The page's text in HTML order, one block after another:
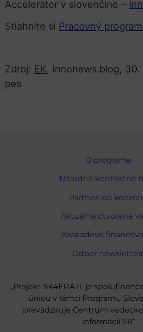
Accelerator v slovenčine –
Stiahnite si Pracovný
Zdroj: EK, innonews.blog,
pes
O programe
Národné kontaktné
Partneri do
Aktuálne otvorené
Kaskádové
Odber
„Projekt SK4ERA II je
úniou v rámci Programu
prevádzkuje Centrum
informácií SR“